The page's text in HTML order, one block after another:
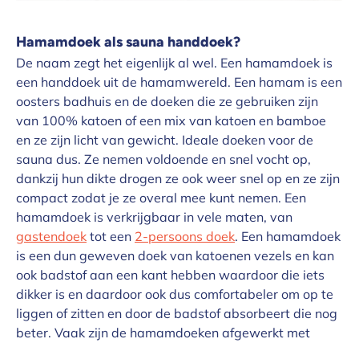
Hamamdoek als sauna handdoek?
De naam zegt het eigenlijk al wel. Een hamamdoek is
een handdoek uit de hamamwereld. Een hamam is een
oosters badhuis en de doeken die ze gebruiken zijn
van 100% katoen of een mix van katoen en bamboe
en ze zijn licht van gewicht. Ideale doeken voor de
sauna dus. Ze nemen voldoende en snel vocht op,
dankzij hun dikte drogen ze ook weer snel op en ze zijn
compact zodat je ze overal mee kunt nemen. Een
hamamdoek is verkrijgbaar in vele maten, van
gastendoek tot een 2-persoons doek. Een hamamdoek
is een dun geweven doek van katoenen vezels en kan
ook badstof aan een kant hebben waardoor die iets
dikker is en daardoor ook dus comfortabeler om op te
liggen of zitten en door de badstof absorbeert die nog
beter. Vaak zijn de hamamdoeken afgewerkt met